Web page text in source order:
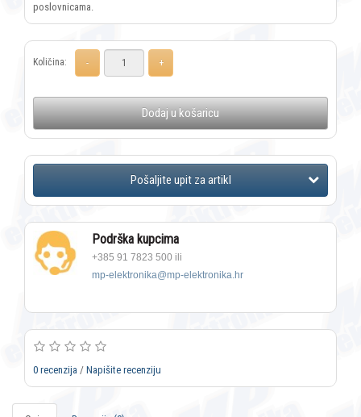
poslovnicama.
Količina:
Dodaj u košaricu
Podrška kupcima
+385 91 7823 500 ili
mp-elektronika@mp-elektronika.hr
0 recenzija / Napišite recenziju